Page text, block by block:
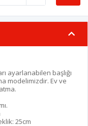
ayarlanabilen başlığı
modelimizdir. Ev ve
25cm